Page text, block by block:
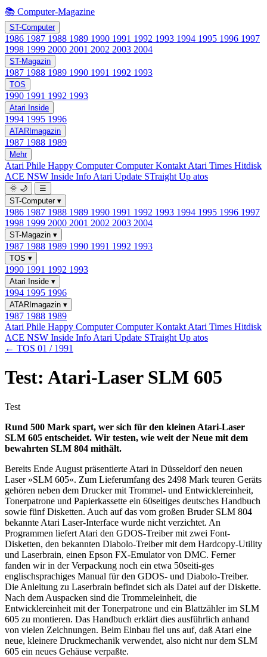
📚 Computer-Magazine
ST-Computer
1986 1987 1988 1989 1990 1991 1992 1993 1994 1995 1996 1997
1998 1999 2000 2001 2002 2003 2004
ST-Magazin
1987 1988 1989 1990 1991 1992 1993
TOS
1990 1991 1992 1993
Atari Inside
1994 1995 1996
ATARImagazin
1987 1988 1989
Mehr
Atari Phile Happy ComputerComputer Kontakt Atari Times Hitdisk
ACE NSW Inside Info Atari Update STraight Up atos
🌞 🌙
☰
ST-Computer ▾
1986 1987 1988 1989 1990 1991 1992 1993 1994 1995 1996 1997
1998 1999 2000 2001 2002 2003 2004
ST-Magazin ▾
1987 1988 1989 1990 1991 1992 1993
TOS ▾
1990 1991 1992 1993
Atari Inside ▾
1994 1995 1996
ATARImagazin ▾
1987 1988 1989
Atari Phile Happy ComputerComputer Kontakt Atari Times Hitdisk
ACE NSW Inside Info Atari Update STraight Up atos
← TOS 01 / 1991
Test: Atari-Laser SLM 605
Test
Rund 500 Mark spart, wer sich für den kleinen Atari-Laser
SLM 605 entscheidet. Wir testen, wie weit der Neue mit dem
bewahrten SLM 804 mithält.
Bereits Ende August präsentierte Atari in Düsseldorf den neuen
Laser »SLM 605«. Zum Lieferumfang des 2498 Mark teuren Geräts
gehören neben dem Drucker mit Trommel- und Entwicklereinheit,
Tonerpatrone und Papierkassette ein 60seitiges deutsches Handbuch
sowie fünf Disketten. Auch auf das vom großen Bruder SLM 804
bekannte Atari Laser-Interface wurde nicht verzichtet. An
Programmen liefert Atari den GDOS-Treiber mit zwei Font-
Disketten, den bekannten Diabolo-Treiber mit dem Hardcopy-Utility
und Laserbrain, einen Epson FX-Emulator von DMC. Ferner
fanden wir in der Verpackung noch ein etwa 50seiti-ges
englischsprachiges Manual für den GDOS- und Diabolo-Treiber.
Die Anleitung zu Laserbrain befindet sich als Datei auf der Diskette.
Nach dem Auspacken sind die Trommeleinheit, die
Entwicklereinheit mit der Tonerpatrone und ein Blattzähler im SLM
605 zu montieren. Das Handbuch erklärt dies ausführlich anhand
von vielen Zeichnungen. Beim Einbau fiel uns auf, daß Atari eine
neue, kleinere Druckmechanik verwendet, also nicht nur dem SLM
605 ein neues Gehäuse verpaßte.